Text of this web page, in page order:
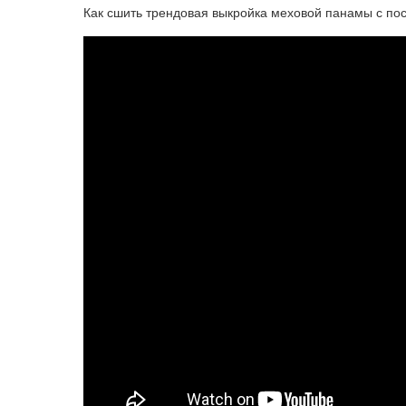
Как сшить трендовая выкройка меховой панамы с